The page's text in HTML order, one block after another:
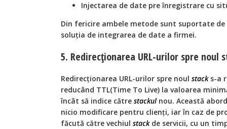
Injectarea de date pre înregistrare cu
Din fericire ambele metode sunt suportate de
soluția de integrarea de date a firmei.
5. Redirecționarea URL-urilor spre noul
Redirecționarea URL-urilor spre noul stacks-a
reducând TTL(Time To Live) la valoarea
încât să indice către stackul nou. Această
nicio modificare pentru clienți, iar în caz de
făcută către vechiul stackde servicii, cu un